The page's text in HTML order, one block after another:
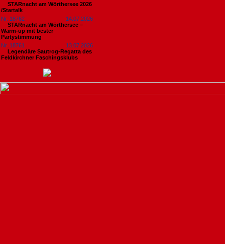
STARnacht am Wörthersee 2026
/Startalk
Nr. 18762
14.07.2026
STARnacht am Wörthersee –
Warm-up mit bester
Partystimmung
Nr. 18761
13.07.2026
Legendäre Sautrog-Regatta des
Feldkirchner Faschingsklubs